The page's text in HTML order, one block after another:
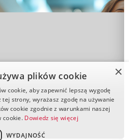
×
plików cookie
cookie, aby zapewnić lepszą wygodę
strony, wyrażasz zgodę na używanie
cookie zgodnie z warunkami naszej
cookie. Dowiedz się więcej
WYDAJNOŚĆ